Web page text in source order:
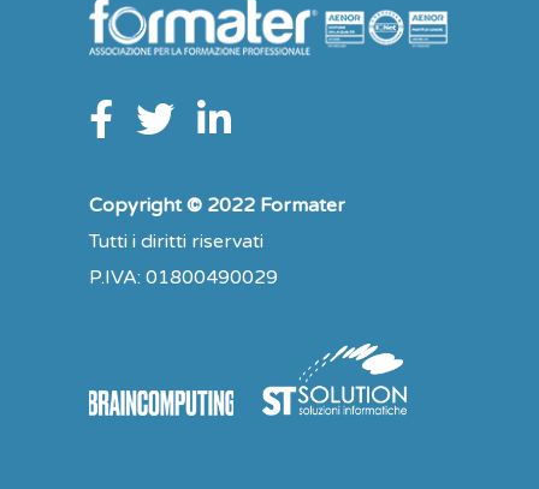
Copyright © 2022 Formater
Tutti i diritti riservati
P.IVA: 01800490029